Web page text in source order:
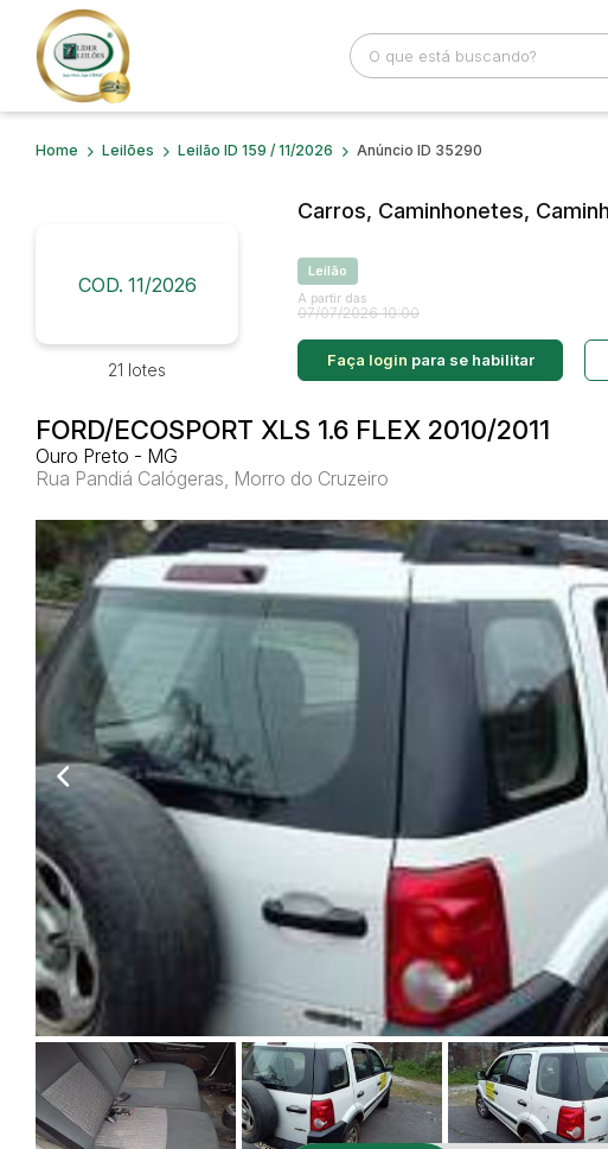
Busca por palavra-chave Categoria
Home Leilões Leilão ID 159 / 11/2026 Anúncio ID 35290
COD. 11/2026
21 lotes
Carros, Caminhonetes,
Leilão
A partir das
07/07/2026 10:00
Faça login para se habilitar
FORD/ECOSPORT XLS 1.6 FLEX 2010/2011
Ouro Preto - MG
Rua Pandiá Calógeras, Morro do Cruzeiro